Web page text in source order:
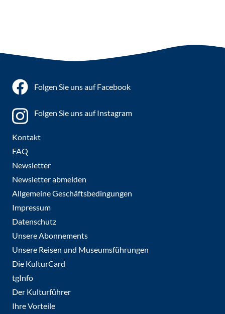
Folgen Sie uns auf Facebook
Folgen Sie uns auf Instagram
Kontakt
FAQ
Newsletter
Newsletter abmelden
Allgemeine Geschäftsbedingungen
Impressum
Datenschutz
Unsere Abonnements
Unsere Reisen und Museumsführungen
Die KulturCard
tgInfo
Der Kulturführer
Ihre Vorteile